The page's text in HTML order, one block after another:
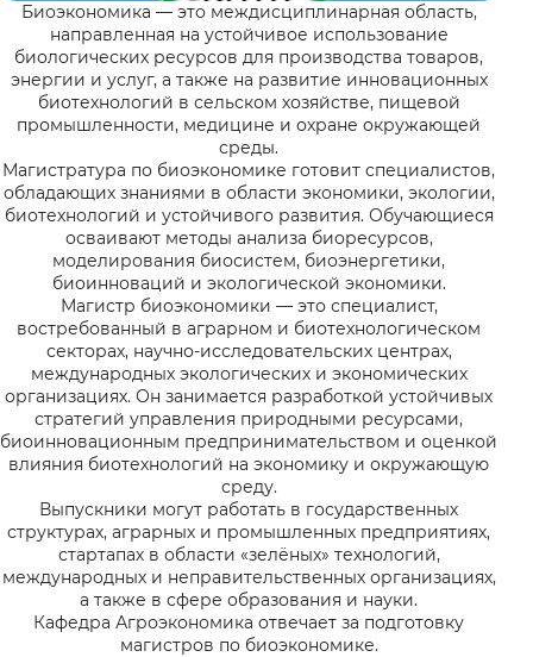
Биоэкономика — это междисциплинарная область,
направленная на устойчивое использование
биологических ресурсов для производства товаров,
энергии и услуг, а также на развитие инновационных
биотехнологий в сельском хозяйстве, пищевой
промышленности, медицине и охране окружающей
среды.
Магистратура по биоэкономике готовит специалистов,
обладающих знаниями в области экономики, экологии,
биотехнологий и устойчивого развития. Обучающиеся
осваивают методы анализа биоресурсов,
моделирования биосистем, биоэнергетики,
биоинноваций и экологической экономики.
Магистр биоэкономики — это специалист,
востребованный в аграрном и биотехнологическом
секторах, научно-исследовательских центрах,
международных экологических и экономических
организациях. Он занимается разработкой устойчивых
стратегий управления природными ресурсами,
биоинновационным предпринимательством и оценкой
влияния биотехнологий на экономику и окружающую
среду.
Выпускники могут работать в государственных
структурах, аграрных и промышленных предприятиях,
стартапах в области «зелёных» технологий,
международных и неправительственных организациях,
а также в сфере образования и науки.
Кафедра Агроэкономика отвечает за подготовку
магистров по биоэкономике.